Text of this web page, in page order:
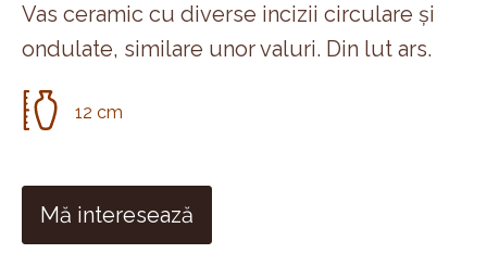
Vas ceramic cu diverse incizii circulare și
ondulate, similare unor valuri. Din lut ars.
12 cm
Mă interesează